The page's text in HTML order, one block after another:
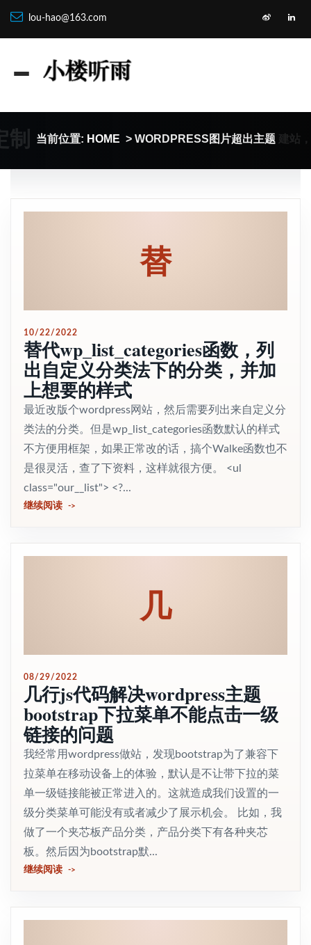
lou-hao@163.com
制 当前位置: HOME > WORDPRESS图片超出主题 建站
替
10/22/2022
替代wp_list_categories函数，列
出自定义分类法下的分类，并加
上想要的样式
最近改版个wordpress网站，然后需要列出来自定义分
类法的分类。但是wp_list_categories函数默认的样式
不方便用框架，如果正常改的话，搞个Walke函数也不
是很灵活，查了下资料，这样就很方便。 <ul
class="our__list"> <?...
继续阅读
几
08/29/2022
几行js代码解决wordpress主题
bootstrap下拉菜单不能点击一级
链接的问题
我经常用wordpress做站，发现bootstrap为了兼容下
拉菜单在移动设备上的体验，默认是不让带下拉的菜
单一级链接能被正常进入的。这就造成我们设置的一
级分类菜单可能没有或者减少了展示机会。 比如，我
做了一个夹芯板产品分类，产品分类下有各种夹芯
板。然后因为bootstrap默...
继续阅读